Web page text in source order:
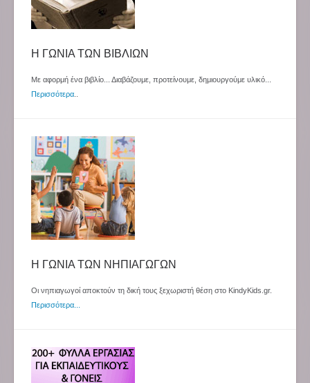
Η ΓΩΝΙΑ ΤΩΝ ΒΙΒΛΙΩΝ
Με αφορμή ένα βιβλίο... Διαβάζουμε, προτείνουμε, δημιουργούμε υλικό...
Περισσότερα
Η ΓΩΝΙΑ ΤΩΝ ΝΗΠΙΑΓΩΓΩΝ
Οι νηπιαγωγοί αποκτούν τη δική τους ξεχωριστή θέση στο KindyKids.gr.
Περισσότερα...